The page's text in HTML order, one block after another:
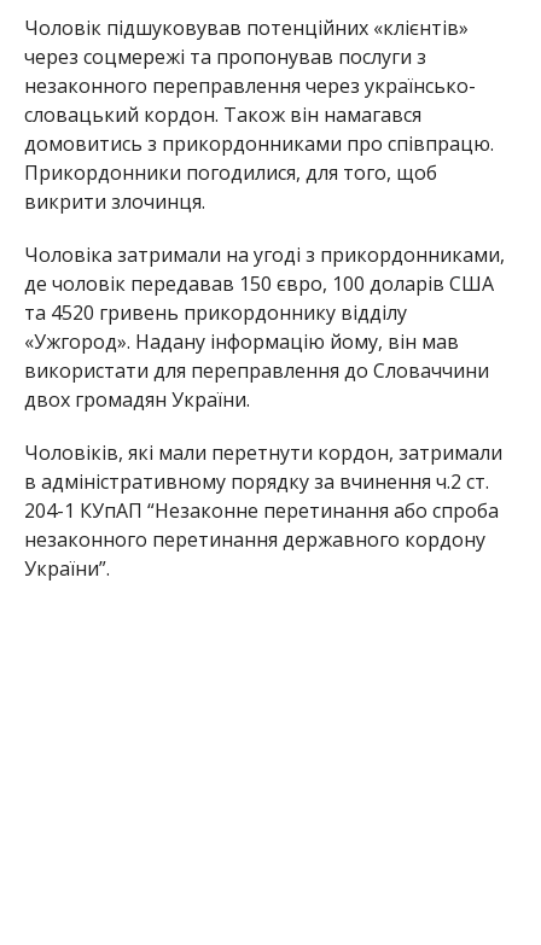
Чоловік підшуковував потенційних «клієнтів»
через соцмережі та пропонував послуги з
незаконного переправлення через українсько-
словацький кордон. Також він намагався
домовитись з прикордонниками про співпрацю.
Прикордонники погодилися, для того, щоб
викрити злочинця.
Чоловіка затримали на угоді з прикордонниками,
де чоловік передавав 150 євро, 100 доларів США
та 4520 гривень прикордоннику відділу
«Ужгород». Надану інформацію йому, він мав
використати для переправлення до Словаччини
двох громадян України.
Чоловіків, які мали перетнути кордон, затримали
в адміністративному порядку за вчинення ч.2 ст.
204-1 КУпАП “Незаконне перетинання або спроба
незаконного перетинання державного кордону
України”.